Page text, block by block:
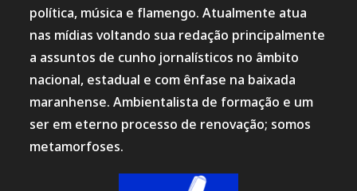
política, música e flamengo. Atualmente atua
nas mídias voltando sua redação principalmente
a assuntos de cunho jornalísticos no âmbito
nacional, estadual e com ênfase na baixada
maranhense. Ambientalista de formação e um
ser em eterno processo de renovação; somos
metamorfoses.